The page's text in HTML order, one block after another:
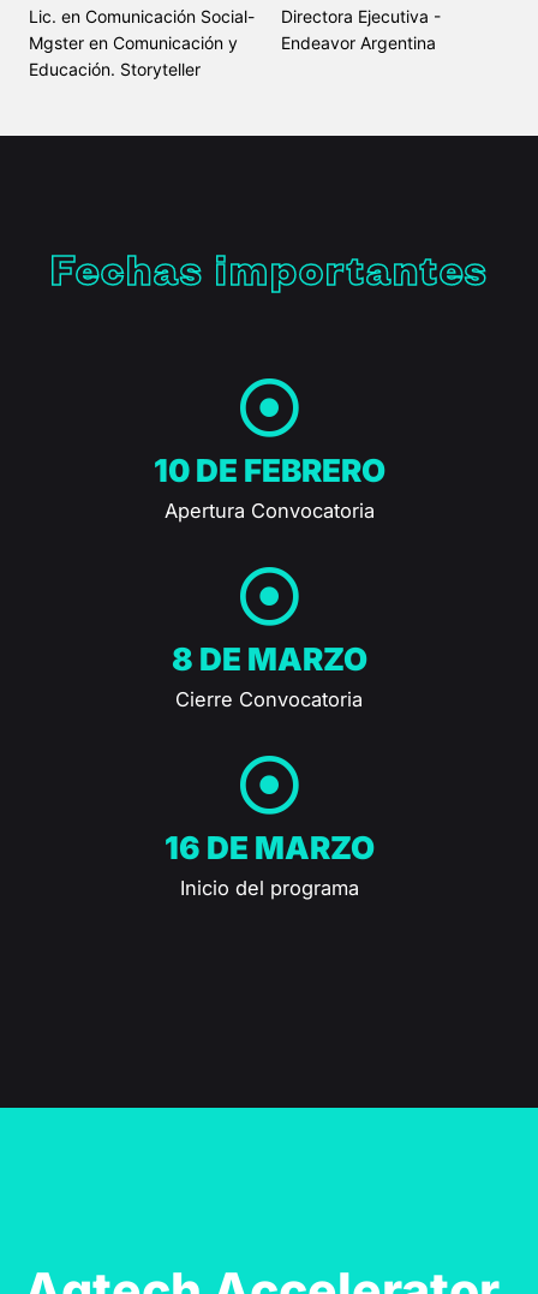
Lic. en Comunicación Social-
Mgster en Comunicación y
Educación. Storyteller
Directora Ejecutiva -
Endeavor Argentina
Fechas importantes
10 DE FEBRERO
Apertura Convocatoria
8 DE MARZO
Cierre Convocatoria
16 DE MARZO
Inicio del programa